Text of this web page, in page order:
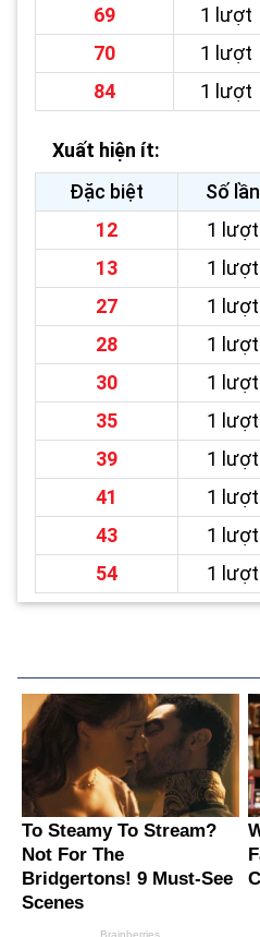
69
1 lượt
70
1 lượt
84
1 lượt
Xuất hiện ít:
Đặc biệt
Số lần
12
1 lượt
13
1 lượt
27
1 lượt
28
1 lượt
30
1 lượt
35
1 lượt
39
1 lượt
41
1 lượt
43
1 lượt
54
1 lượt